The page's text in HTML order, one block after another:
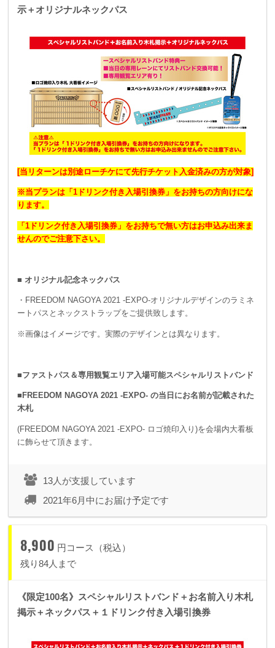
示＋オリジナルネックパス
[当リターンは別途ローチケにて先行チケット入金済みの方が対象]
※当プランは「1ドリンク付き入場引換券」をお持ちの方向けにな
ります。
「1ドリンク付き入場引換券」をお持ちで無い方はお申込み出来ま
せんのでご注意下さい。
■ オリジナル記念ネックパス
・FREEDOM NAGOYA 2021 -EXPO-オリジナルデザインのラミネ
ートパスとネックストラップをご提供致します。
※画像はイメージです。実際のデザインとは異なります。
■ファストパス＆専用観覧エリア入場可能スペシャルリストバンド
■FREEDOM NAGOYA 2021 -EXPO- の当日にお名前が記載された
木札
(FREEDOM NAGOYA 2021 -EXPO- ロゴ焼印入り)を会場内大看板
に飾らせて頂きます。
13人が支援しています
2021年6月中にお届け予定です
8,900 円コース（税込）
残り84人まで
《限定100名》スペシャルリストバンド＋お名前入り木札
掲示＋ネックパス＋１ドリンク付き入場引換券